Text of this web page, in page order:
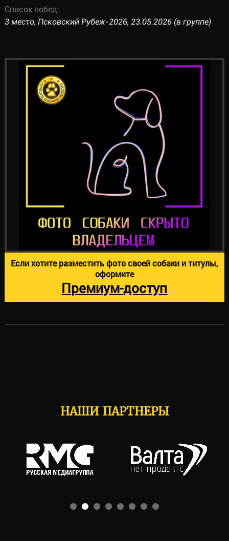
Список побед:
3 место, Псковский Рубеж-2026, 23.05.2026 (в группе)
Если хотите разместить фото своей собаки и титулы,
оформите
Премиум-доступ
НАШИ ПАРТНЕРЫ